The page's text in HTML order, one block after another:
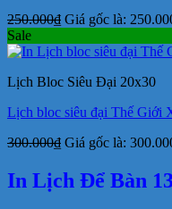
250.000₫ Giá gốc là:
Sale
Lịch Bloc Siêu Đại 20x30
Lịch bloc siêu đại Thế Giới
300.000₫ Giá gốc là:
In Lịch Để Bàn